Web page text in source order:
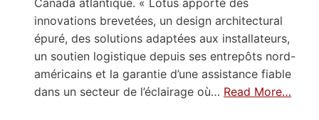
innovations brevetées, un design architectural
épuré, des solutions adaptées aux installateurs,
un soutien logistique depuis ses entrepôts nord-
américains et la garantie d’une assistance fiable
dans un secteur de l’éclairage où… Read More…